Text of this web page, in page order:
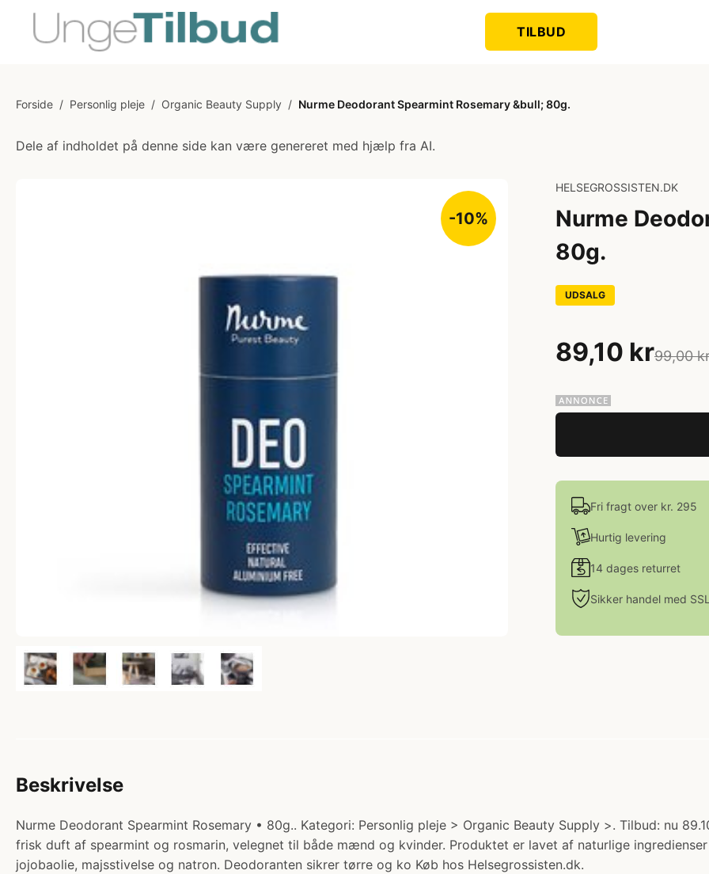
TILBUD
Forside / Personlig pleje / Organic Beauty Supply / Nurme Deodorant Spearmint Rosemary &bull; 80g.
Dele af indholdet på denne side kan være genereret med hjælp fra AI.
-10%
HELSEGROSSISTEN.DK
Nurme
80g.
UDSALG
89,10 kr99,00
Fri fragt over kr. 295
Hurtig levering
14 dages returret
Sikker handel med SSL
Beskrivelse
Nurme Deodorant Spearmint Rosemary • 80g.. Kategori: Personlig pleje > Organic Beauty Supply >. Tilbud: nu
frisk duft af spearmint og rosmarin, velegnet til både mænd og kvinder. Produktet er lavet af naturlige
jojobaolie, majsstivelse og natron. Deodoranten sikrer tørre og ko Køb hos Helsegrossisten.dk.